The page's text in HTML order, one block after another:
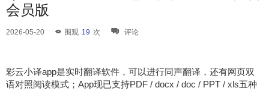
会员版
2026-05-20 围观 19 次 评论
彩云小译app是实时翻译软件，可以进行同声翻译，还有网页双
语对照阅读模式；App现已支持PDF / docx / doc / PPT / xls五种